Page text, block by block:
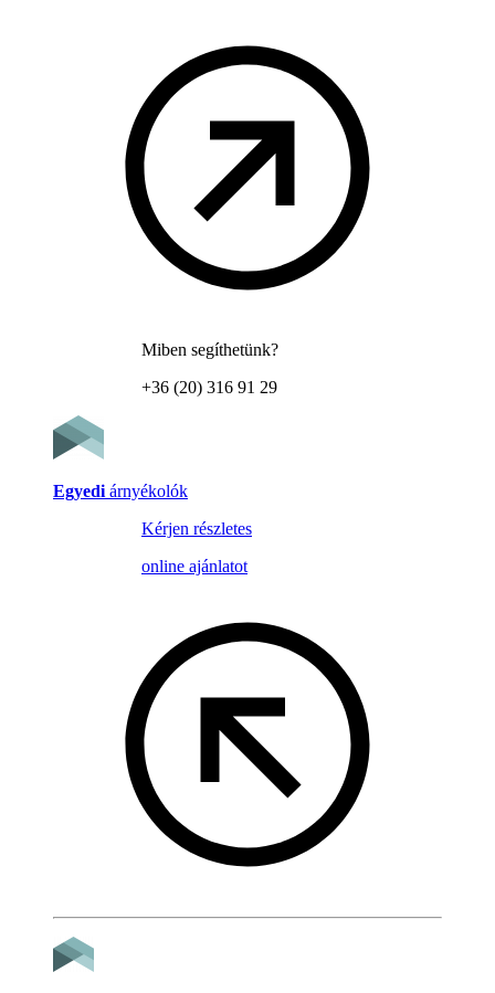
Miben segíthetünk?
+36 (20) 316 91 29
Egyedi árnyékolók
Kérjen részletes
online ajánlatot